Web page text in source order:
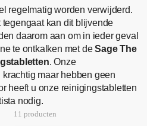
regelmatig worden verwijderd.
kan dit blijvende
daarom aan om in ieder geval
te ontkalken met deSage The
. Onze
maar hebben geen
heeft u onze reinigingstabletten
nodig.
11 producten